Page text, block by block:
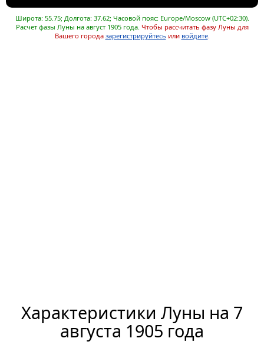
Широта: 55.75; Долгота: 37.62; Часовой пояс: Europe/Moscow (UTC+02:30).
Расчет фазы Луны на август 1905 года. Чтобы рассчитать фазу Луны для
Вашего города зарегистрируйтесь или войдите.
Характеристики Луны на 7
августа 1905 года